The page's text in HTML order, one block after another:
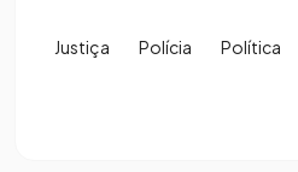
Justiça Polícia Política